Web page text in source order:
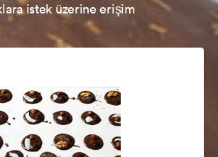
istek üzerine erişim